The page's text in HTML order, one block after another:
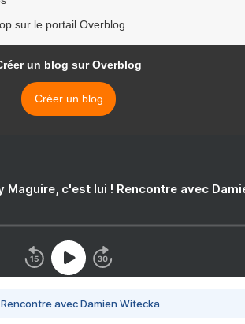
sur le portail Overblog
un blog sur Overblog
Créer un blog
Maguire, c'est lui ! Rencontre avec
avec Damien Witecka